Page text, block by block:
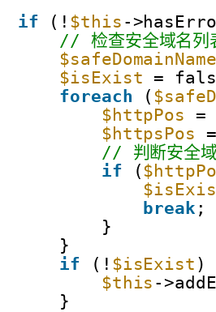
if
(! $this -
// 检查安全域名列
$isExist =
foreach
(
$httpPos =
$httpsPos
// 判断安全域
if
(
break ;
}
}
if
(! $isExist )
$this -
}